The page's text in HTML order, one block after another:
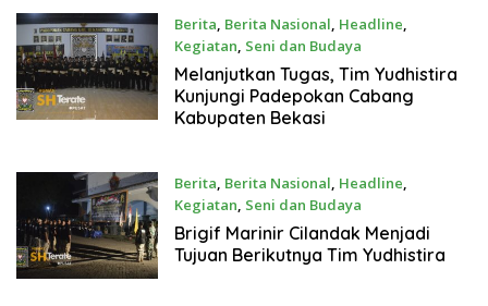
Berita, Berita Nasional, Headline,
Kegiatan, Seni dan Budaya
23 Juli 2022
Melanjutkan Tugas, Tim Yudhistira
Kunjungi Padepokan Cabang
Kabupaten Bekasi
Berita, Berita Nasional, Headline,
Kegiatan, Seni dan Budaya
22 Juli 2022
Brigif Marinir Cilandak Menjadi
Tujuan Berikutnya Tim Yudhistira